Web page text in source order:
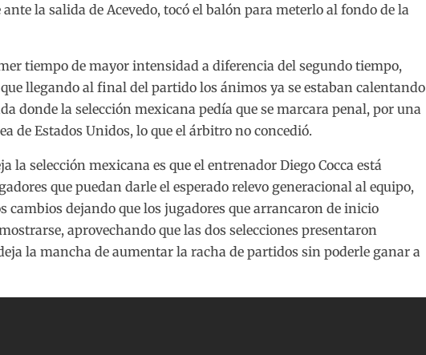
ante la salida de Acevedo, tocó el balón para meterlo al fondo de la
tiempo de mayor intensidad a diferencia del segundo tiempo,
llegando al final del partido los ánimos ya se estaban calentando
donde la selección mexicana pedía que se marcara penal, por una
de Estados Unidos, lo que el árbitro no concedió.
la selección mexicana es que el entrenador Diego Cocca está
que puedan darle el esperado relevo generacional al equipo,
cambios dejando que los jugadores que arrancaron de inicio
aprovechando que las dos selecciones presentaron
la mancha de aumentar la racha de partidos sin poderle ganar a